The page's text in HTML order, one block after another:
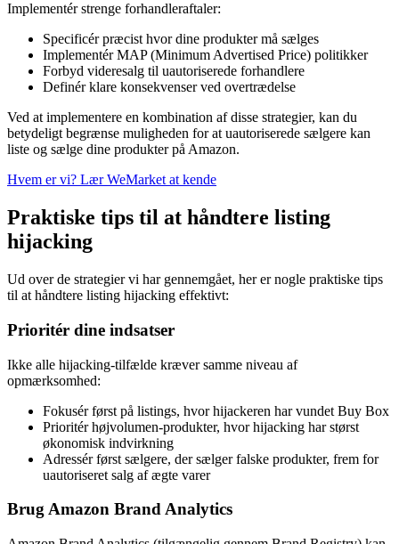
Implementér strenge forhandleraftaler:
Specificér præcist hvor dine produkter må sælges
Implementér MAP (Minimum Advertised Price) politikker
Forbyd videresalg til uautoriserede forhandlere
Definér klare konsekvenser ved overtrædelse
Ved at implementere en kombination af disse strategier, kan du
betydeligt begrænse muligheden for at uautoriserede sælgere kan
liste og sælge dine produkter på Amazon.
Hvem er vi? Lær WeMarket at kende
Praktiske tips til at håndtere listing
hijacking
Ud over de strategier vi har gennemgået, her er nogle praktiske tips
til at håndtere listing hijacking effektivt:
Prioritér dine indsatser
Ikke alle hijacking-tilfælde kræver samme niveau af
opmærksomhed:
Fokusér først på listings, hvor hijackeren har vundet Buy Box
Prioritér højvolumen-produkter, hvor hijacking har størst
økonomisk indvirkning
Adressér først sælgere, der sælger falske produkter, frem for
uautoriseret salg af ægte varer
Brug Amazon Brand Analytics